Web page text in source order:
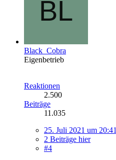
Black_Cobra
Eigenbetrieb
Reaktionen
2.500
Beiträge
11.035
25. Juli 2021 um 20:41
2 Beiträge hier
#4